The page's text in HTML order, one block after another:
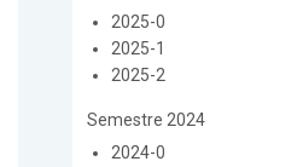
2025-0
2025-1
2025-2
Semestre 2024
2024-0